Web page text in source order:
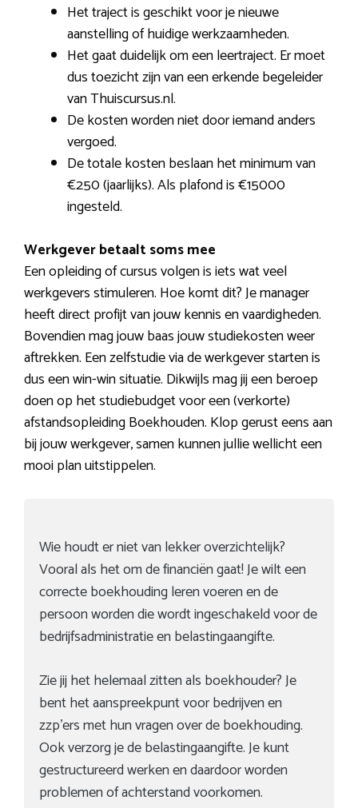
Het traject is geschikt voor je nieuwe
aanstelling of huidige werkzaamheden.
Het gaat duidelijk om een leertraject. Er moet
dus toezicht zijn van een erkende begeleider
van Thuiscursus.nl.
De kosten worden niet door iemand anders
vergoed.
De totale kosten beslaan het minimum van
€250 (jaarlijks). Als plafond is €15000
ingesteld.
Werkgever betaalt soms mee
Een opleiding of cursus volgen is iets wat veel
werkgevers stimuleren. Hoe komt dit? Je manager
heeft direct profijt van jouw kennis en vaardigheden.
Bovendien mag jouw baas jouw studiekosten weer
aftrekken. Een zelfstudie via de werkgever starten is
dus een win-win situatie. Dikwijls mag jij een beroep
doen op het studiebudget voor een (verkorte)
afstandsopleiding Boekhouden. Klop gerust eens aan
bij jouw werkgever, samen kunnen jullie wellicht een
mooi plan uitstippelen.
Wie houdt er niet van lekker overzichtelijk?
Vooral als het om de financiën gaat! Je wilt een
correcte boekhouding leren voeren en de
persoon worden die wordt ingeschakeld voor de
bedrijfsadministratie en belastingaangifte.
Zie jij het helemaal zitten als boekhouder? Je
bent het aanspreekpunt voor bedrijven en
zzp’ers met hun vragen over de boekhouding.
Ook verzorg je de belastingaangifte. Je kunt
gestructureerd werken en daardoor worden
problemen of achterstand voorkomen.